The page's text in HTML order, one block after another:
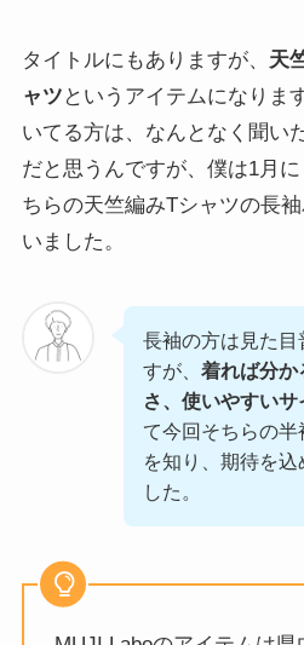
タイトルにもありますが、 天
ャツ というアイテムになりま
いてる方は、なんとなく聞い
だと思うんですが、僕は1月
ちらの天竺編みTシャツの長
いました。
長袖の方は見た
すが、着れば分か
さ、使いやすいサ
て今回そちらの半
を知り、期待を込
した。